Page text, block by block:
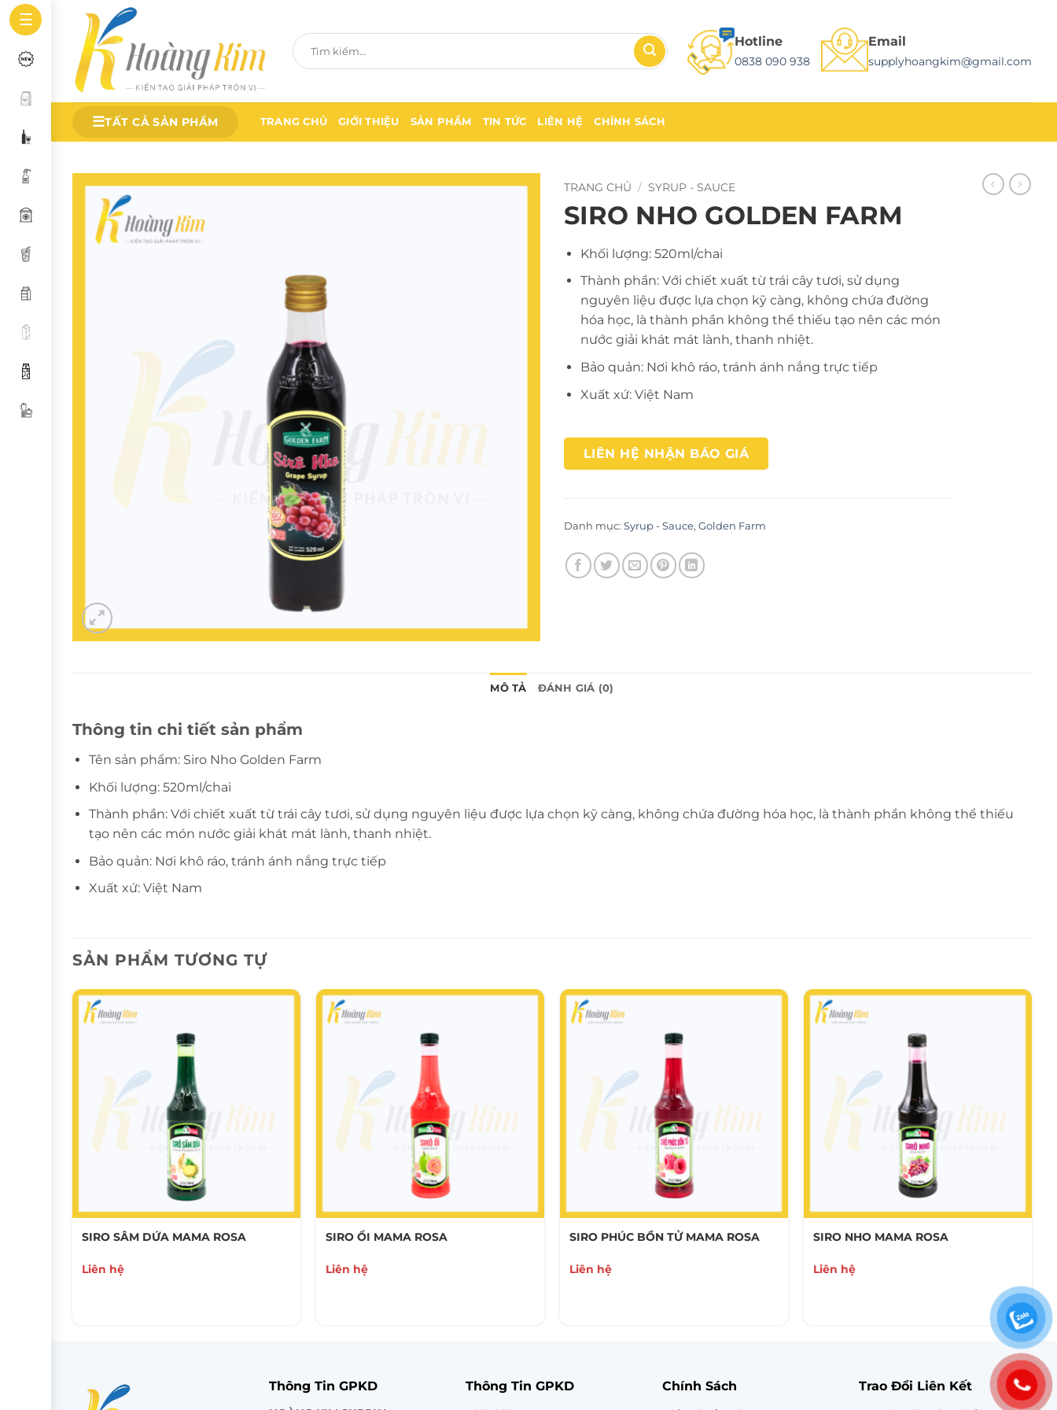
Bỏ
qua
dung
Tìm
kiếm:
Hotline
0838 090 938
Email
supplyhoangkim@gmail.com
☰TẤT CẢ SẢN PHẨM TRANG CHỦ GIỚI THIỆU SẢN PHẨM TIN TỨC LIÊN HỆ CHÍNH SÁCH
TRANG CHỦ / SYRUP - SAUCE
SIRO NHO GOLDEN FARM
Khối lượng: 520ml/chai
Thành phần: Với chiết xuất từ trái cây tươi, sử dụng
nguyên liệu được lựa chọn kỹ càng, không chứa đường
hóa học, là thành phần không thể thiếu tạo nên các món
nước giải khát mát lành, thanh nhiệt.
Bảo quản: Nơi khô ráo, tránh ánh nắng trực tiếp
Xuất xứ: Việt Nam
LIÊN HỆ NHẬN BÁO GIÁ
Danh mục: Syrup - Sauce, Golden Farm
MÔ TẢ ĐÁNH GIÁ (0)
Thông tin chi tiết sản phẩm
Tên sản phẩm: Siro Nho Golden Farm
Khối lượng: 520ml/chai
Thành phần: Với chiết xuất từ trái cây tươi, sử dụng nguyên liệu được lựa chọn kỹ càng, không chứa đường hóa học, là thành phần không thể thiếu
tạo nên các món nước giải khát mát lành, thanh nhiệt.
Bảo quản: Nơi khô ráo, tránh ánh nắng trực tiếp
Xuất xứ: Việt Nam
SẢN PHẨM TƯƠNG TỰ
SIRO SÂM DỨA MAMA ROSA
Liên hệ
SIRO ỔI MAMA ROSA
Liên hệ
SIRO PHÚC BỒN TỬ MAMA ROSA
Liên hệ
SIRO NHO MAMA ROSA
Liên hệ
Thông Tin GPKD Thông Tin GPKD Chính Sách Trao Đổi Liên Kết
☰